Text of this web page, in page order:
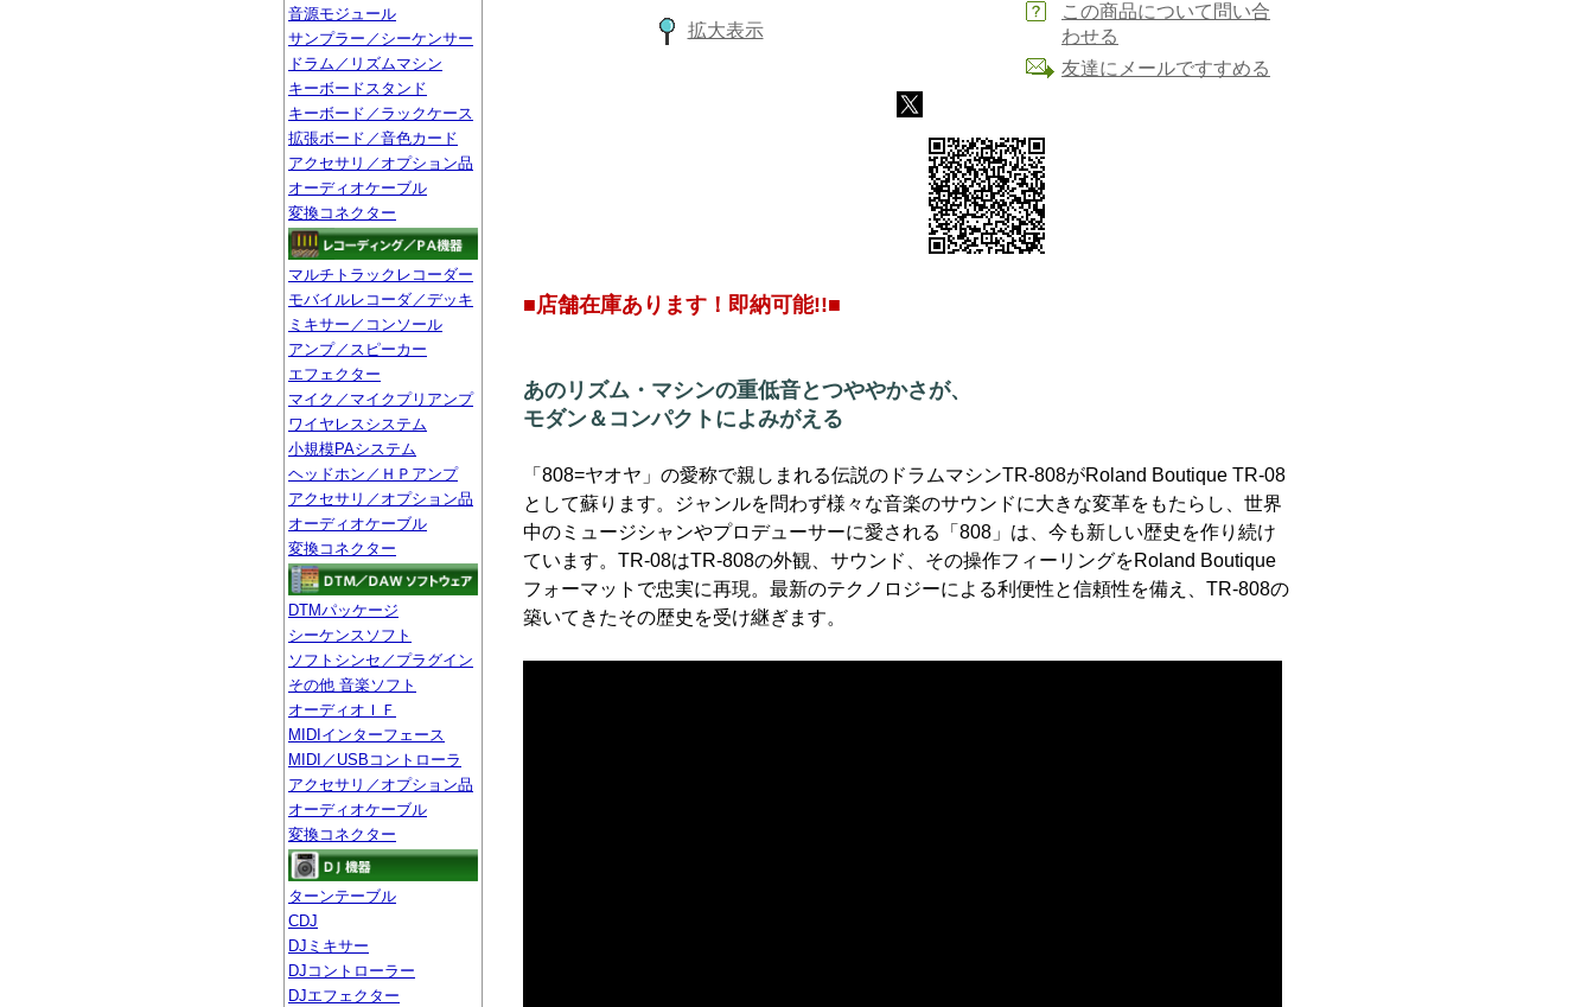
音源モジュール
サンプラー／シーケンサー
ドラム／リズムマシン
キーボードスタンド
キーボード／ラックケース
拡張ボード／音色カード
アクセサリ／オプション品
オーディオケーブル
変換コネクター
マルチトラックレコーダー
モバイルレコーダ／デッキ
ミキサー／コンソール
アンプ／スピーカー
エフェクター
マイク／マイクプリアンプ
ワイヤレスシステム
小規模PAシステム
ヘッドホン／ＨＰアンプ
アクセサリ／オプション品
オーディオケーブル
変換コネクター
DTMパッケージ
シーケンスソフト
ソフトシンセ／プラグイン
その他 音楽ソフト
オーディオＩＦ
MIDIインターフェース
MIDI／USBコントローラ
アクセサリ／オプション品
オーディオケーブル
変換コネクター
ターンテーブル
CDJ
DJミキサー
DJコントローラー
DJエフェクター
拡大表示
この商品について問い合
わせる
友達にメールですすめる
■店舗在庫あります！即納可能!!■
あのリズム・マシンの重低音とつややかさが、
モダン＆コンパクトによみがえる
「808=ヤオヤ」の愛称で親しまれる伝説のドラムマシンTR-808がRoland Boutique TR-08
として蘇ります。ジャンルを問わず様々な音楽のサウンドに大きな変革をもたらし、世界
中のミュージシャンやプロデューサーに愛される「808」は、今も新しい歴史を作り続け
ています。TR-08はTR-808の外観、サウンド、その操作フィーリングをRoland Boutique
フォーマットで忠実に再現。最新のテクノロジーによる利便性と信頼性を備え、TR-808の
築いてきたその歴史を受け継ぎます。